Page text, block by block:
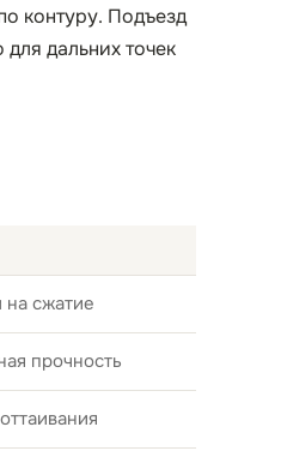
контуру. Подъезд
дальних точек
сжатие
прочность